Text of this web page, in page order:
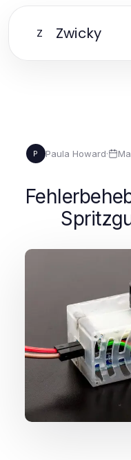
Z Zwicky
P Paula Howard·